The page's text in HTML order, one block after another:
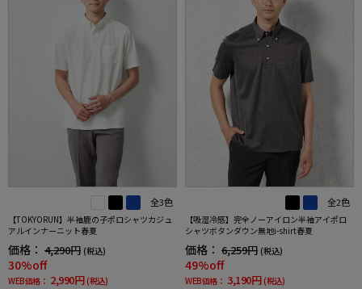
全3色
【TOKYORUN】半袖鹿の子ポロシャツカジュ
アルインナーニット春夏
価格： 4,290円 (税込)
30%off
WEB価格： 2,990円 (税込)
全2色
【吸湿冷感】完全ノーアイロン半袖アイポロ
シャツボタンダウン無地i-shirt春夏
価格： 6,259円 (税込)
49%off
WEB価格： 3,190円 (税込)